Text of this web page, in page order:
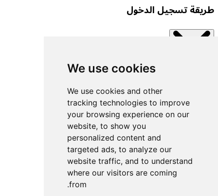
We use cookies
We use cookies and other
tracking technologies to improve
your browsing experience on our
website, to show you
personalized content and
targeted ads, to analyze our
website traffic, and to understand
where our visitors are coming
from.
طريقة تسجيل الدخول
اتصل بإحدى الخدمات المتاحة.
تسجيل الدخول بمفتاح مرور
تسجيل الدخول باستخدام UACF
تسجيل الدخول باستخدام Decathlon
تسجيل الدخول باستخدام Withings